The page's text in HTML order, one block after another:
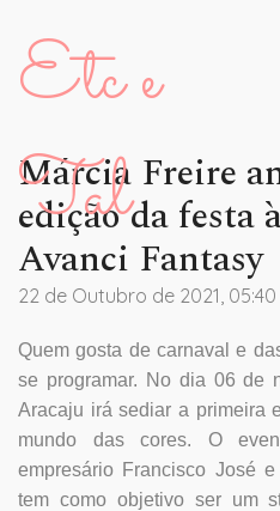
Etc e
Tal
Márcia Freire
edição da festa
Avanci Fantasy
22 de Outubro de 2021, 05:40
Quem gosta de carnaval e
se programar. No dia 06 de
Aracaju irá sediar a primeira
mundo das cores. O
empresário Francisco José
tem como objetivo ser um